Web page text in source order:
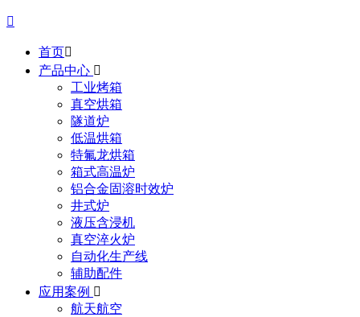

首页
产品中心 
工业烤箱
真空烘箱
隧道炉
低温烘箱
特氟龙烘箱
箱式高温炉
铝合金固溶时效炉
井式炉
液压含浸机
真空淬火炉
自动化生产线
辅助配件
应用案例 
航天航空